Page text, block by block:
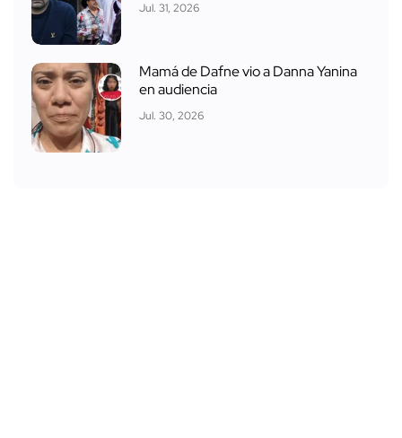
Jul. 31, 2026
Mamá de Dafne vio a Danna Yanina
en audiencia
Jul. 30, 2026